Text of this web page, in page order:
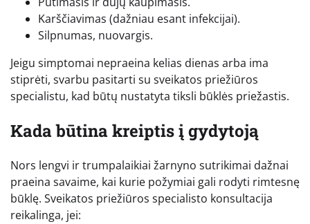
Karščiavimas (dažniau esant infekcijai).
Silpnumas, nuovargis.
Jeigu simptomai nepraeina kelias dienas arba ima
stiprėti, svarbu pasitarti su sveikatos priežiūros
specialistu, kad būtų nustatyta tiksli būklės priežastis.
Kada būtina kreiptis į gydytoją
Nors lengvi ir trumpalaikiai žarnyno sutrikimai dažnai
praeina savaime, kai kurie požymiai gali rodyti rimtesnę
būklę. Sveikatos priežiūros specialisto konsultacija
reikalinga, jei: